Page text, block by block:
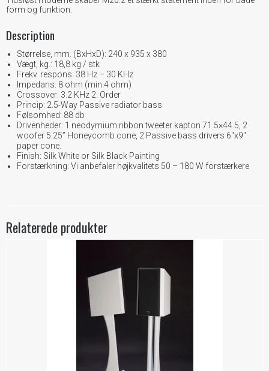
form og funktion.
Description
Størrelse, mm. (BxHxD): 240 x 935 x 380
Vægt, kg.: 18,8 kg / stk
Frekv. respons: 38 Hz – 30 KHz
Impedans: 8 ohm (min.4 ohm)
Crossover: 3.2 KHz 2. Order
Princip: 2.5-Way Passive radiator bass
Følsomhed: 88 db
Drivenheder: 1 neodymium ribbon tweeter kapton 71.5×44.5, 2
woofer 5.25” Honeycomb cone, 2 Passive bass drivers 6″x9″
paper cone.
Finish: Silk White or Silk Black Painting
Forstærkning: Vi anbefaler højkvalitets 50 – 180 W forstærkere
Relaterede produkter